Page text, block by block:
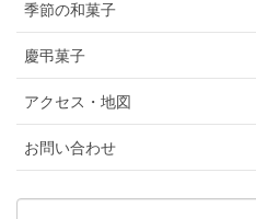
季節の和菓子
慶弔菓子
アクセス・地図
お問い合わせ